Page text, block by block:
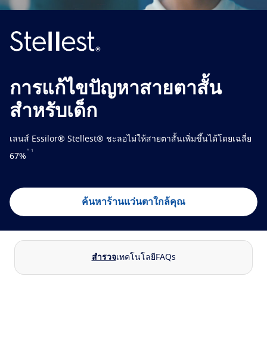
Essilor AVA
ศึกษาเพิ่มเติม
Stellest การแก้ไขปัญหาสายตาสั้นสำหรับเด็ก
Varilux เลนส์โปรเกรสซีฟ
ปกป้อง
Transitions เลนส์เปลี่ยนสีตามสภาพแสง
Blue UV โซลูชันการกรองแสงสำหรับเลนส์ที่ใช้เป็นประจำทุกวัน
ยกระดับ
Crizal การเคลือบเลนส์กันแสงสะท้อน
ทดสอบการมองเห็นของคุณ
ลองใส่เลนส์ของคุณแบบเสมือนจริง
ค้นหาร้านแว่นตาใกล้คุณ
การแก้ไขปัญหาสายตาสั้น
สำหรับเด็ก
เลนส์ Essilor® Stellest® ชะลอไม่ให้สายตาสั้นเพิ่มขึ้นได้โดยเฉลี่ย
67%
* 1
ค้นหาร้านแว่นตาใกล้คุณ
สำรวจเทคโนโลยี FAQs